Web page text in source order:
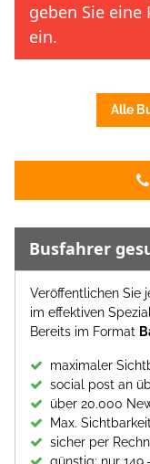
geben Sie
ein.
Alle
Busfahrer
Veröffentlichen Sie
im effektiven
Bereits im Format
maximaler
social post an
über 20.000
Max.
sicher per